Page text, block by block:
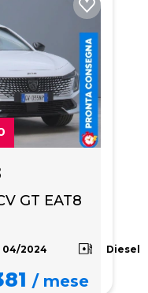
GT EAT8
04/2024 Diesel
/mese